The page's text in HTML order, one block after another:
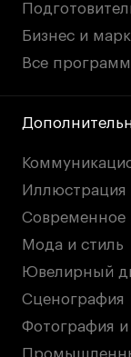
Бизнес и
Все
Иллюстрация
Современное
Мода и стиль
Ювелирный
Сценография
Фотография и